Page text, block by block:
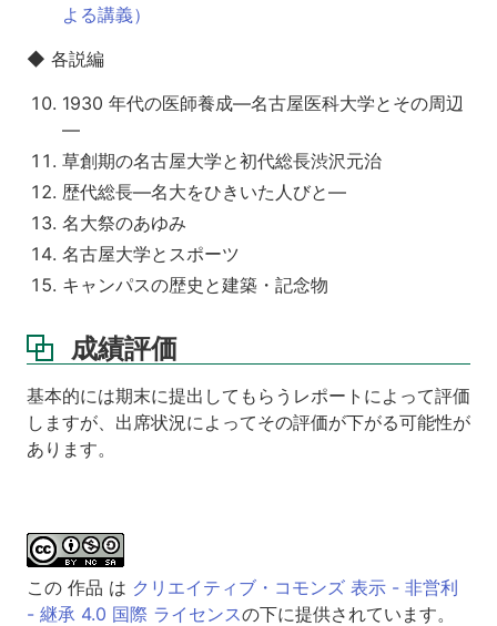
よる講義）
◆ 各説編
1930 年代の医師養成―名古屋医科大学とその周辺
―
草創期の名古屋大学と初代総長渋沢元治
歴代総長―名大をひきいた人びと―
名大祭のあゆみ
名古屋大学とスポーツ
キャンパスの歴史と建築・記念物
成績評価
基本的には期末に提出してもらうレポートによって評価
しますが、出席状況によってその評価が下がる可能性が
あります。
この 作品 は クリエイティブ・コモンズ 表示 - 非営利
- 継承 4.0 国際 ライセンスの下に提供されています。